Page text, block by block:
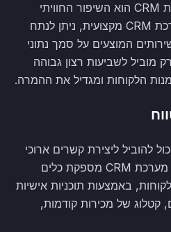
היתרון המשמעותי של מערכת CRM הוא השיפור החוויתי
שמקבלים הלקוחות. עם מערכת CRM מקצועית, ניתן לנתח
המוצעים על סמך נתוני
מוביל לשביעות רצון גבוהה
הלקוחות ומגדיל את ההמרה.
להוביל ליצירת קשרים ארוכי
טווח ומועילים לשני הצדדים. מערכת CRM מספקת כלים
באמצעות תוכניות אישיות
קטלוג של מכירות קודמות,